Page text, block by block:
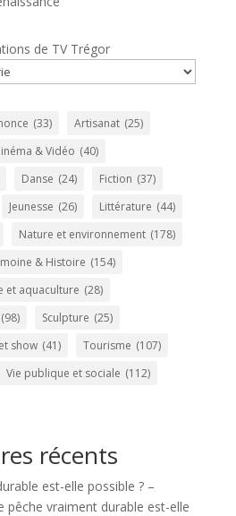
de TV Trégor
(33) Artisanat (25)
& Vidéo (40)
Danse (24) Fiction (37)
Jeunesse (26) Littérature (44)
Nature et environnement (178)
& Histoire (154)
et aquaculture (28)
(98) Sculpture (25)
show (41) Tourisme (107)
Vie publique et sociale (112)
récents
est-elle possible ? –
pêche vraiment durable est-elle